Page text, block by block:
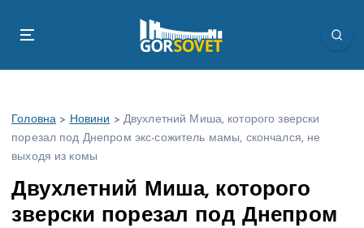
Головна > Новини > Двухлетний Миша, которого зверски
порезал под Днепром экс-сожитель мамы, скончался, не
выходя из комы
Двухлетний Миша, которого
зверски порезал под Днепром